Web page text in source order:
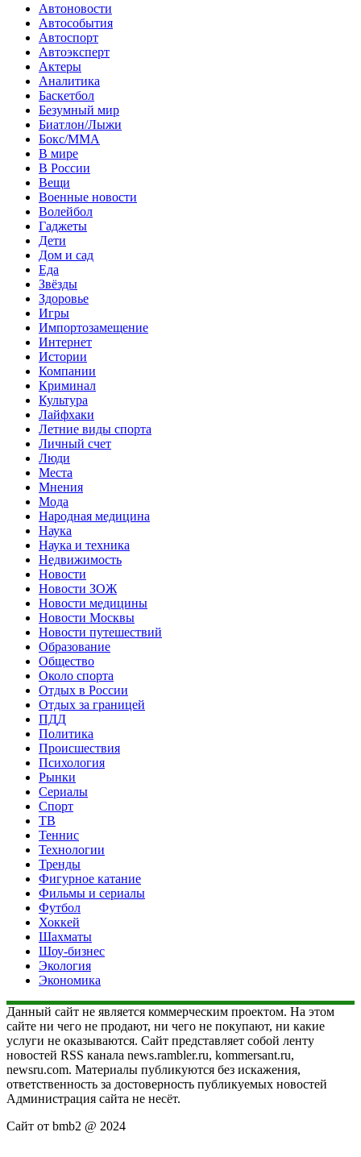
Автоновости
Автособытия
Автоспорт
Автоэксперт
Актеры
Аналитика
Баскетбол
Безумный мир
Биатлон/Лыжи
Бокс/MMA
В мире
В России
Вещи
Военные новости
Волейбол
Гаджеты
Дети
Дом и сад
Еда
Звёзды
Здоровье
Игры
Импортозамещение
Интернет
Истории
Компании
Криминал
Культура
Лайфхаки
Летние виды спорта
Личный счет
Люди
Места
Мнения
Мода
Народная медицина
Наука
Наука и техника
Недвижимость
Новости
Новости ЗОЖ
Новости медицины
Новости Москвы
Новости путешествий
Образование
Общество
Около спорта
Отдых в России
Отдых за границей
ПДД
Политика
Происшествия
Психология
Рынки
Сериалы
Спорт
ТВ
Теннис
Технологии
Тренды
Фигурное катание
Фильмы и сериалы
Футбол
Хоккей
Шахматы
Шоу-бизнес
Экология
Экономика
Данный сайт не является коммерческим проектом. На этом
сайте ни чего не продают, ни чего не покупают, ни какие
услуги не оказываются. Сайт представляет собой ленту
новостей RSS канала news.rambler.ru, kommersant.ru,
newsru.com. Материалы публикуются без искажения,
ответственность за достоверность публикуемых новостей
Администрация сайта не несёт.
Сайт от bmb2 @ 2024